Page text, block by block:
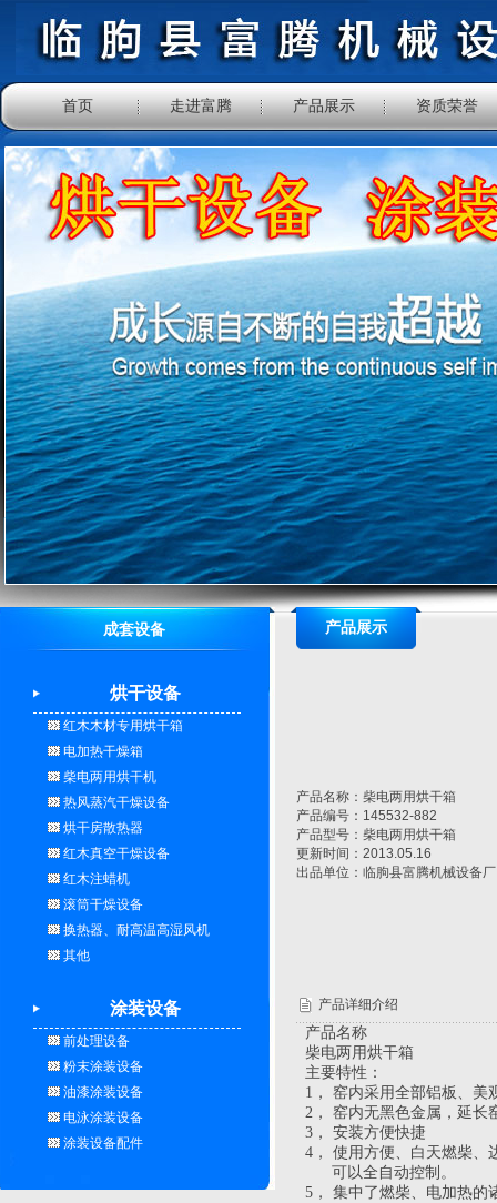
首页 走进富腾 产品展示 资质荣誉
成套设备
烘干设备
红木木材专用烘干箱
电加热干燥箱
柴电两用烘干机
热风蒸汽干燥设备
烘干房散热器
红木真空干燥设备
红木注蜡机
滚筒干燥设备
换热器、耐高温高湿风机
其他
涂装设备
前处理设备
粉末涂装设备
油漆涂装设备
电泳涂装设备
涂装设备配件
产品展示
产品名称：柴电两用烘干箱
产品编号：145532-882
产品型号：柴电两用烘干箱
更新时间：2013.05.16
出品单位：临朐县富腾机械设备厂
产品详细介绍
产品名称
柴电两用烘干箱
主要特性：
1， 窑内采用全部铝板、美
2， 窑内无黑色金属，延长
3， 安装方便快捷
4， 使用方便、白天燃柴、
可以全自动控制。
5， 集中了燃柴、电加热的